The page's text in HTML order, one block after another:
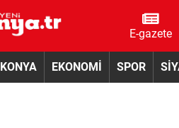
E-gazete
KONYA EKONOMİ SPOR